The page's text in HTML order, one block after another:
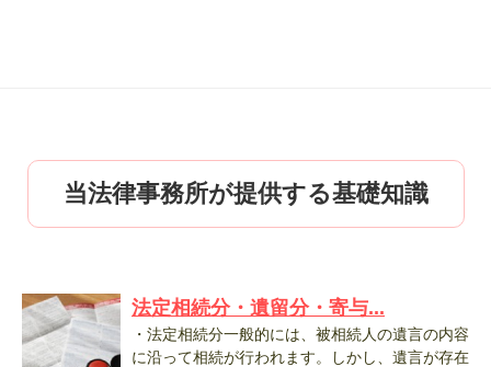
当法律事務所が提供する基礎知識
法定相続分・遺留分・寄与...
・法定相続分一般的には、被相続人の遺言の内容
に沿って相続が行われます。しかし、遺言が存在